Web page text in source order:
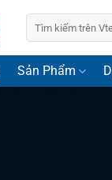
kiếm:
Sản Phẩm